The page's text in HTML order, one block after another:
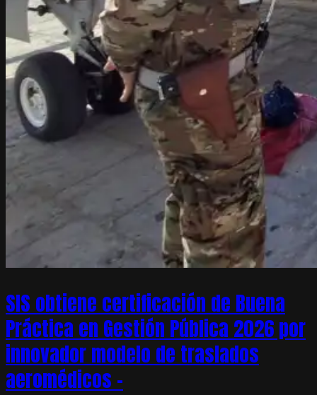
SIS obtiene certificación de Buena
Práctica en Gestión Pública 2026 por
innovador modelo de traslados
aeromédicos –